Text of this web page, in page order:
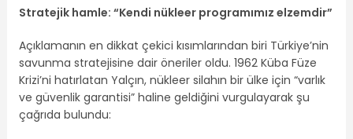
Stratejik hamle: “Kendi nükleer programımız elzemdir”
Açıklamanın en dikkat çekici kısımlarından biri Türkiye’nin
savunma stratejisine dair öneriler oldu. 1962 Küba Füze
Krizi’ni hatırlatan Yalçın, nükleer silahın bir ülke için “varlık
ve güvenlik garantisi” haline geldiğini vurgulayarak şu
çağrıda bulundu: